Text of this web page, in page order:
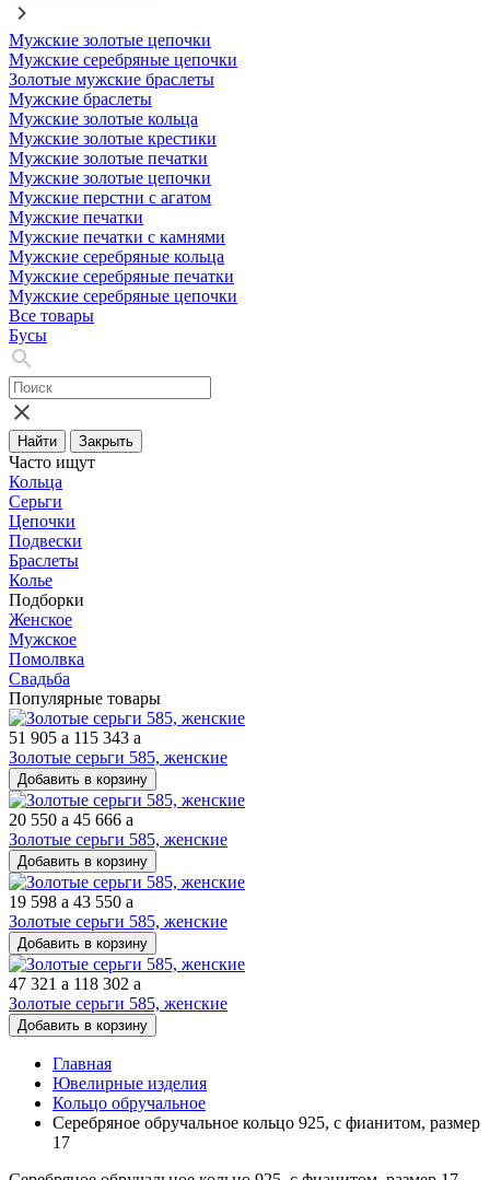
Мужские золотые цепочки
Мужские серебряные цепочки
Золотые мужские браслеты
Мужские браслеты
Мужские золотые кольца
Мужские золотые крестики
Мужские золотые печатки
Мужские золотые цепочки
Мужские перстни с агатом
Мужские печатки
Мужские печатки с камнями
Мужские серебряные кольца
Мужские серебряные печатки
Мужские серебряные цепочки
Все товары
Бусы
Найти Закрыть
Часто ищут
Кольца
Серьги
Цепочки
Подвески
Браслеты
Колье
Подборки
Женское
Мужское
Помолвка
Свадьба
Популярные товары
51 905 a 115 343 a
Золотые серьги 585, женские
Добавить в корзину
20 550 a 45 666 a
Золотые серьги 585, женские
Добавить в корзину
19 598 a 43 550 a
Золотые серьги 585, женские
Добавить в корзину
47 321 a 118 302 a
Золотые серьги 585, женские
Добавить в корзину
Главная
Ювелирные изделия
Кольцо обручальное
Серебряное обручальное кольцо 925, с фианитом, размер
17